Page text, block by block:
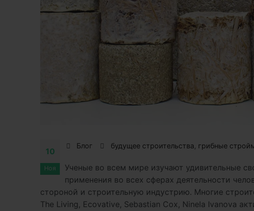
10
Ноя
Блог будущее строительства грибные
Ученые во всем мире изучают удивительные
применения во всех сферах деятельности
стороной и строительную индустрию. Многие
The Living, Ecovative, Sebastian Cox, Ninela Ivanova